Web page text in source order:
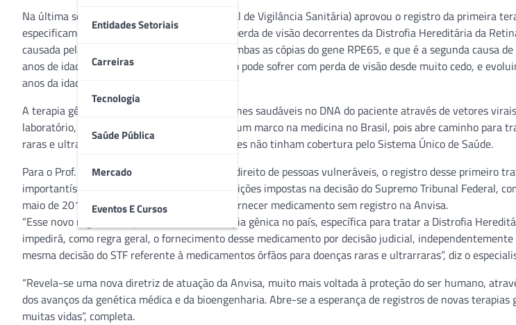
Entidades Setoriais
Carreiras
Tecnologia
Saúde Pública
Mercado
Eventos E Cursos
Na última semana, a Anvisa (Agência Nacional de Vigilância Sanitária) aprovou o registro da primeira
especificamente voltada para pacientes com perda de visão decorrentes da Distrofia Hereditária da
causada pela presença de uma mutação em ambas as cópias do gene RPE65, e que é a segunda causa
anos de idade. Quem nasce com essa condição pode sofrer com perda de visão desde muito cedo, e
anos da idade.
A terapia gênica consiste na introdução de genes saudáveis no DNA do paciente através de vetores
laboratório, corrigindo mutações. Trata-se de um marco na medicina no Brasil, pois abre caminho para
raras e ultrarraras que, até então, muitas vezes não tinham cobertura pelo Sistema Único de Saúde.
Para o Prof. Dr. Marcelo Válio, Pós Doutor em direito de pessoas vulneráveis, o registro desse primeiro
importantíssimo, pois preenche uma das condições impostas na decisão do Supremo Tribunal Federal,
maio de 2019, que desobrigava o Estado de fornecer medicamento sem registro na Anvisa.
“Esse novo registro é o primeiro de uma terapia gênica no país, específica para tratar a Distrofia
impedirá, como regra geral, o fornecimento desse medicamento por decisão judicial,
mesma decisão do STF referente à medicamentos órfãos para doenças raras e ultrarraras”, diz o
“Revela-se uma nova diretriz de atuação da Anvisa, muito mais voltada à proteção do ser humano,
dos avanços da genética médica e da bioengenharia. Abre-se a esperança de registros de novas terapias
muitas vidas”, completa.